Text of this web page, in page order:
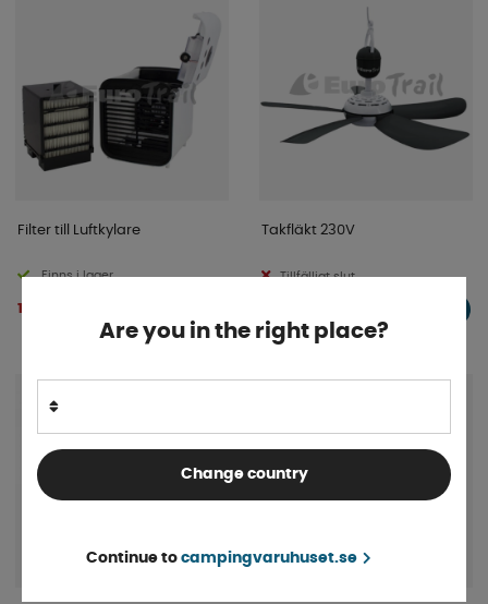
Filter till Luftkylare
Finns i lager
149 kr
Takfläkt 230V
Tillfälligt slut
Are you in the right place?
Change country
Continue to campingvaruhuset.se